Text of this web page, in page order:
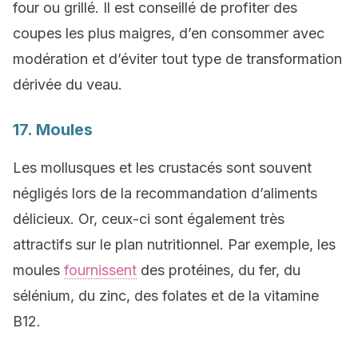
four ou grillé. Il est conseillé de profiter des
coupes les plus maigres, d’en consommer avec
modération et d’éviter tout type de transformation
dérivée du veau.
17. Moules
Les mollusques et les crustacés sont souvent
négligés lors de la recommandation d’aliments
délicieux. Or, ceux-ci sont également très
attractifs sur le plan nutritionnel. Par exemple, les
moules fournissent des protéines, du fer, du
sélénium, du zinc, des folates et de la vitamine
B12.